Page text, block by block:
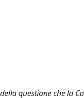
questione che la